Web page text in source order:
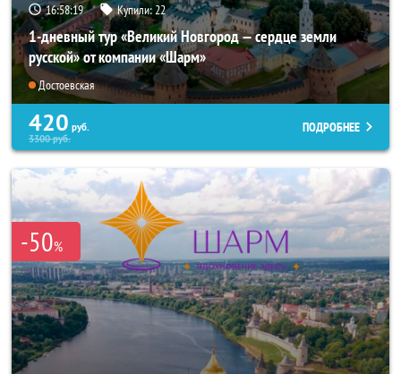
16:58:19 Купили: 22
1-дневный тур «Великий Новгород — сердце земли
русской» от компании «Шарм»
Достоевская
420 руб.
3300руб.
ПОДРОБНЕЕ
-50%